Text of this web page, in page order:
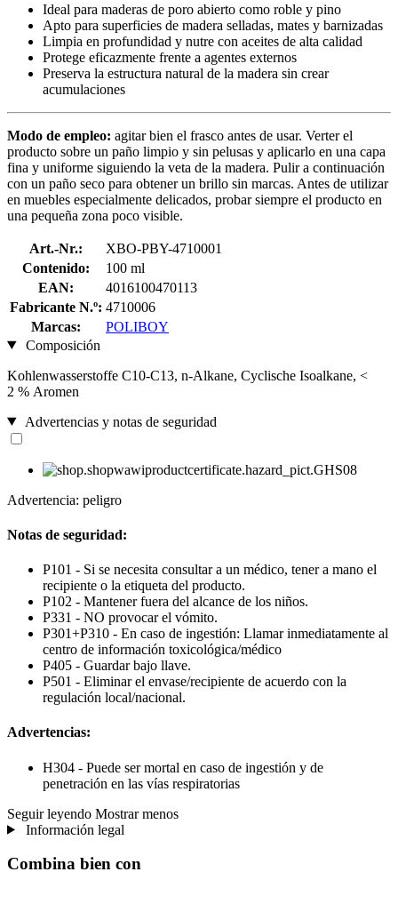
Ideal para maderas de poro abierto como roble y pino
Apto para superficies de madera selladas, mates y barnizadas
Limpia en profundidad y nutre con aceites de alta calidad
Protege eficazmente frente a agentes externos
Preserva la estructura natural de la madera sin crear
acumulaciones
Modo de empleo: agitar bien el frasco antes de usar. Verter el
producto sobre un paño limpio y sin pelusas y aplicarlo en una capa
fina y uniforme siguiendo la veta de la madera. Pulir a continuación
con un paño seco para obtener un brillo sin marcas. Antes de utilizar
en muebles especialmente delicados, probar siempre el producto en
una pequeña zona poco visible.
Art.-Nr.:
XBO-PBY-4710001
Contenido:
100 ml
EAN:
4016100470113
Fabricante N.º: 4710006
Marcas:
POLIBOY
Composición
Kohlenwasserstoffe C10-C13, n-Alkane, Cyclische Isoalkane, <
2 % Aromen
Advertencias y notas de seguridad
Advertencia: peligro
Notas de seguridad:
P101 - Si se necesita consultar a un médico, tener a mano el
recipiente o la etiqueta del producto.
P102 - Mantener fuera del alcance de los niños.
P331 - NO provocar el vómito.
P301+P310 - En caso de ingestión: Llamar inmediatamente al
centro de información toxicológica/médico
P405 - Guardar bajo llave.
P501 - Eliminar el envase/recipiente de acuerdo con la
regulación local/nacional.
Advertencias:
H304 - Puede ser mortal en caso de ingestión y de
penetración en las vías respiratorias
Seguir leyendo Mostrar menos
Información legal
Combina bien con